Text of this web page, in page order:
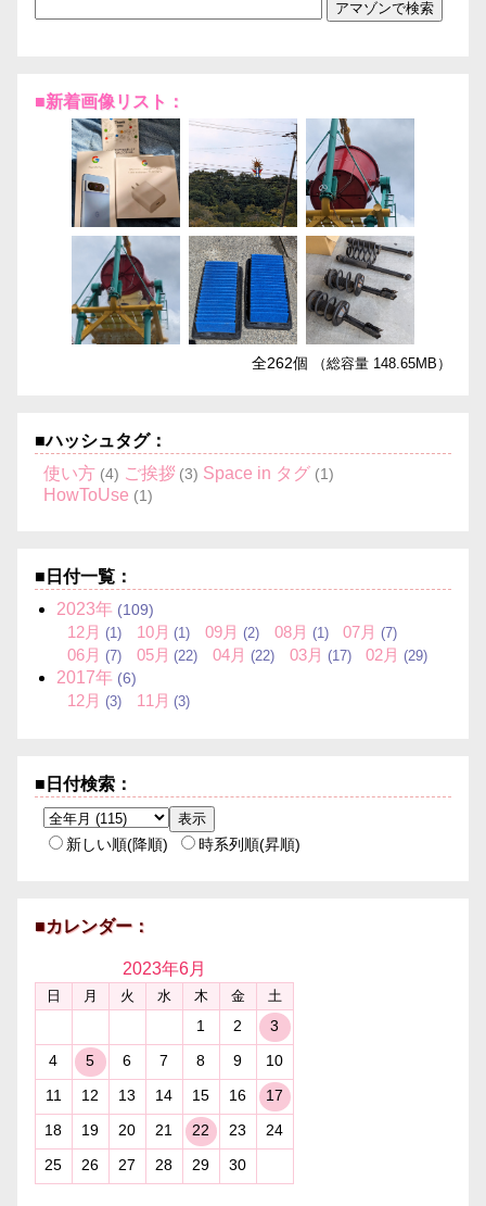
■新着画像リスト：
全262個 （総容量 148.65MB）
■ハッシュタグ：
使い方 (4) ご挨拶 (3) Space in タグ (1)
HowToUse (1)
■日付一覧：
2023年 (109)
12月 (1) 10月 (1) 09月 (2) 08月 (1) 07月 (7)
06月 (7) 05月 (22) 04月 (22) 03月 (17) 02月 (29)
2017年 (6)
12月 (3) 11 月 (3)
■日付検索：
新しい順(降順) 時系列順(昇順)
■カレンダー：
2023年6月
日 月 火 水 木 金 土
1 2
3
4
5 6 7 8 9
10
11
12 13 14 15 16
17
18
19 20 21 22 23
24
25
26 27 28 29 30